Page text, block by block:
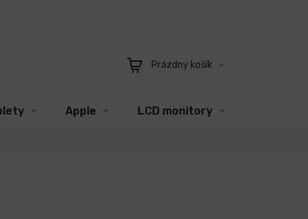
Nákupný
Prázdny košík
Apple LCD monitory